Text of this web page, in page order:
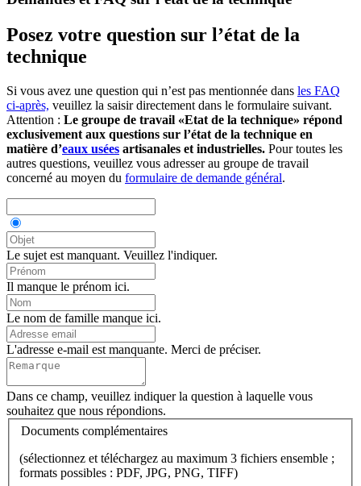
Posez votre question sur l’état de la
technique
Si vous avez une question qui n’est pas mentionnée dans les FAQ
ci-après, veuillez la saisir directement dans le formulaire suivant.
Attention : Le groupe de travail «Etat de la technique» répond
exclusivement aux questions sur l’état de la technique en
matière d’eaux usées artisanales et industrielles. Pour toutes les
autres questions, veuillez vous adresser au groupe de travail
concerné au moyen du formulaire de demande général.
Le sujet est manquant. Veuillez l'indiquer.
Il manque le prénom ici.
Le nom de famille manque ici.
L'adresse e-mail est manquante. Merci de préciser.
Dans ce champ, veuillez indiquer la question à laquelle vous
souhaitez que nous répondions.
Documents complémentaires
(sélectionnez et téléchargez au maximum 3 fichiers ensemble ;
formats possibles : PDF, JPG, PNG, TIFF)